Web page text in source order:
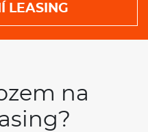
LEASING
na